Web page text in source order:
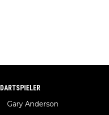
DARTSPIELER
Gary Anderson